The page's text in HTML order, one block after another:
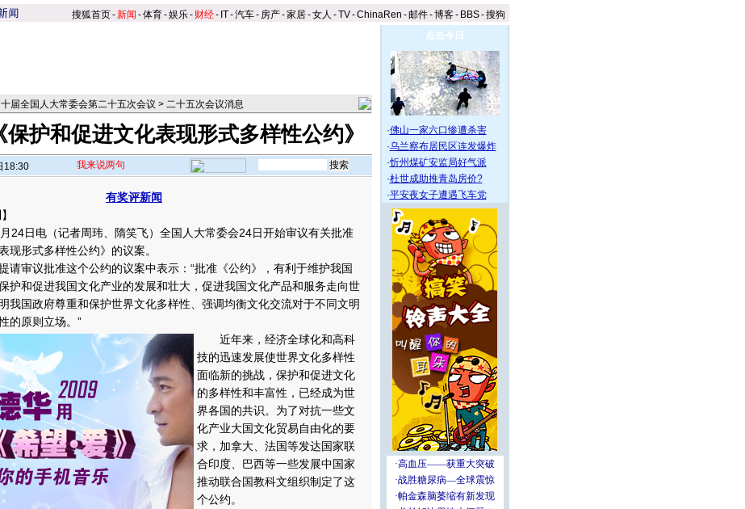
搜狐首页-新闻 -体育-娱乐- 财经- IT-汽车- 房产-家居-女人 -TV-ChinaRen -邮件-博客- BBS-搜狗
十届全国人大常委会第二十五次会议 > 二十五次会议消息
护和促进文化表现形式多样性公约》
18:30 我来说两句
有奖评新闻
】
日电（记者周玮、隋笑飞）全国人大常委会24日开始审议有关批准
现形式多样性公约》的议案。
审议批准这个公约的议案中表示：“批准《公约》，有利于维护我国
护和促进我国文化产业的发展和壮大，促进我国文化产品和服务走向世
我国政府尊重和保护世界文化多样性、强调均衡文化交流对于不同文明
的原则立场。 ”
近年来，经济全球化和高科
技的迅速发展使世界文化多样性
面临新的挑战，保护和促进文化
的多样性和丰富性，已经成为世
界各国的共识。为了对抗一些文
化产业大国文化贸易自由化的要
求，加拿大、法国等发达国家联
合印度、巴西等一些发展中国家
推动联合国教科文组织制定了这
个公约。
点击今日
·佛山一家六口惨遭杀害
·乌兰察布居民区连发爆炸
·忻州煤矿安监局好气派
·杜世成助推青岛房价?
·平安夜女子遭遇飞车党